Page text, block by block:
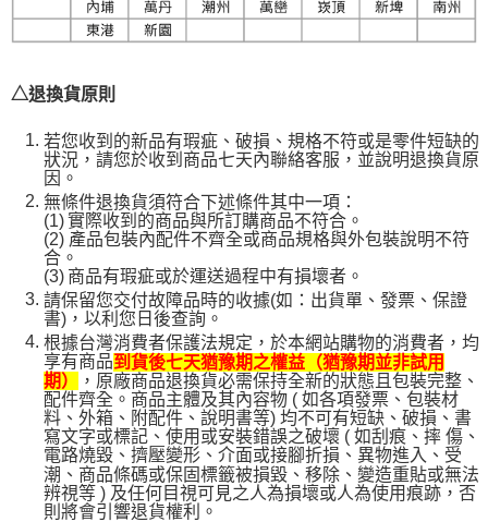
△退換貨原則
若您收到的新品有瑕疵、破損、規格不符或是零件短缺的
狀況，請您於收到商品七天內聯絡客服，並說明退換貨原
因。
無條件退換貨須符合下述條件其中一項：
(1)實際收到的商品與所訂購商品不符合。
(2) 產品包裝內配件不齊全或商品規格與外包裝說明不符
合。
(3) 商品有瑕疵或於運送過程中有損壞者。
請保留您交付故障品時的收據(如：出貨單、發票、保證
書)，以利您日後查詢。
根據台灣消費者保護法規定，於本網站購物的消費者，均
享有商品到貨後七天猶豫期之權益（猶豫期並非試用
期）
，原廠商品退換貨必需保持全新的狀態且包裝完整、
配件齊全。商品主體及其內容物 ( 如各項發票、包裝材
料、外箱、附配件、說明書等) 均不可有短缺、破損、書
寫文字或標記、使用或安裝錯誤之破壞 ( 如刮痕、摔 傷、
電路燒毀、擠壓變形、介面或接腳折損、異物進入、受
潮、商品條碼或保固標籤被損毀、移除、變造重貼或無法
辨視等 ) 及任何目視可見之人為損壞或人為使用痕跡，否
則將會引響退貨權利。